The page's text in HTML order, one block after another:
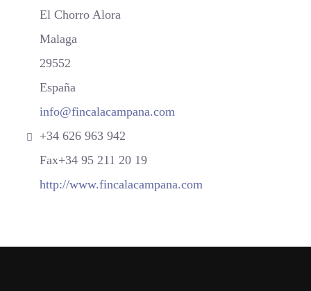
El Chorro Alora
Malaga
29552
España
Email:
info@fincalacampana.com
Phone:
+34 626 963 942
Fax:
Fax+34 95 211 20 19
Website:
http://www.fincalacampana.com